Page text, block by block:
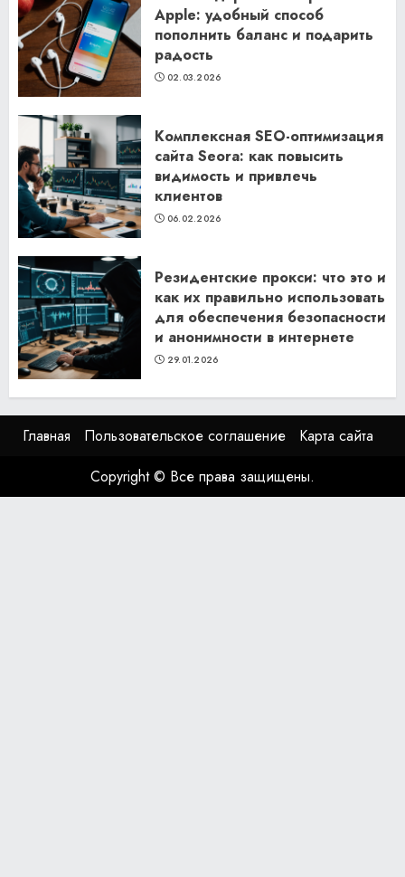
Apple: удобный способ
пополнить баланс и подарить
радость
02.03.2026
Комплексная SEO-оптимизация
сайта Seora: как повысить
видимость и привлечь
клиентов
06.02.2026
Резидентские прокси: что это и
как их правильно использовать
для обеспечения безопасности
и анонимности в интернете
29.01.2026
Главная Пользовательское соглашение
Карта сайта
Copyright © Все права защищены.